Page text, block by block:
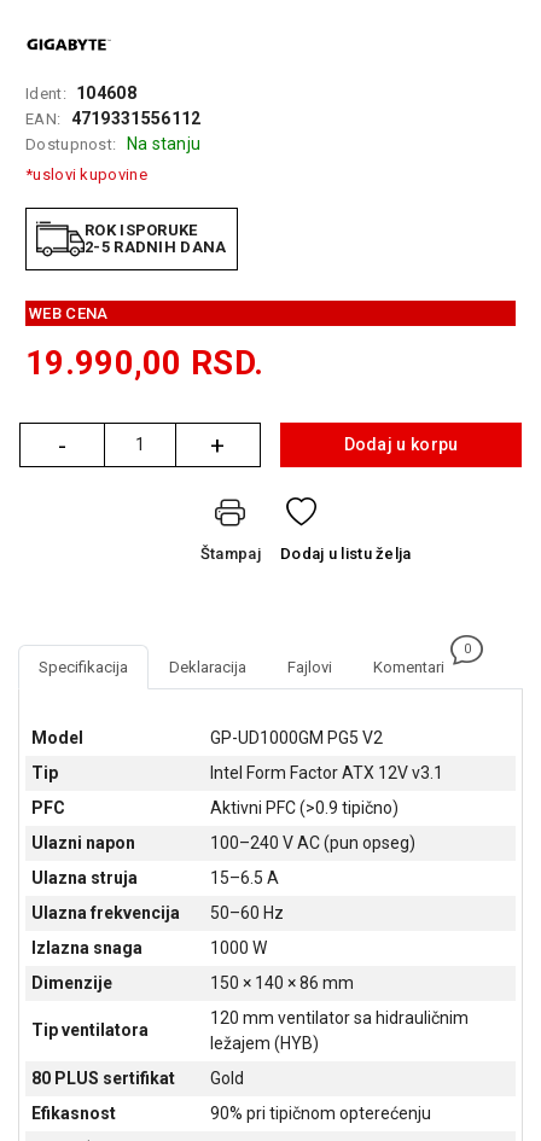
EELEKTRO
ZAŠTITA
SISTEMI
MREŽNA
SKENERI I
I KAMERE
OPREMA
ADAPTERI
MATERIJAL
ZA
KUĆU
PRIBOR
BICIKLE
FITNES
Ident: 104608
EAN: 4719331556112
Dostupnost: Na stanju
*uslovi kupovine
ROK ISPORUKE
2-5 RADNIH DANA
WEB CENA
19.990,00 RSD.
-
Količina + Dodaj u korpu
Štampaj Dodaj u listu želja
Specifikacija Deklaracija Fajlovi Komentari
0
Model
GP-UD1000GM PG5 V2
Tip
Intel Form Factor ATX 12V v3.1
PFC
Aktivni PFC (>0.9 tipično)
Ulazni napon
100–240 V AC (pun opseg)
Ulazna struja
15–6.5 A
Ulazna frekvencija
50–60 Hz
Izlazna snaga
1000 W
Dimenzije
150 × 140 × 86 mm
Tip ventilatora
120 mm ventilator sa hidrauličnim
ležajem (HYB)
80 PLUS sertifikat
Gold
Efikasnost
90% pri tipičnom opterećenju